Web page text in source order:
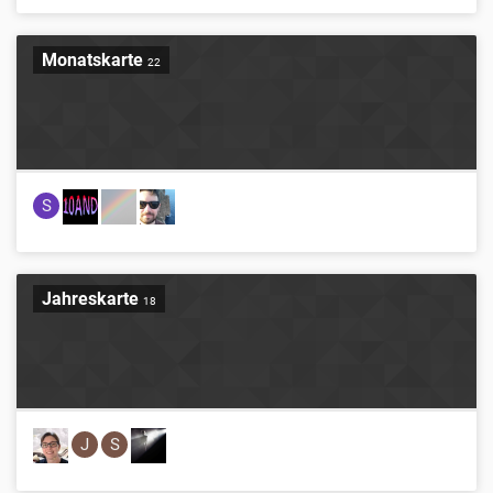
Monatskarte 22
S
Jahreskarte 18
J S